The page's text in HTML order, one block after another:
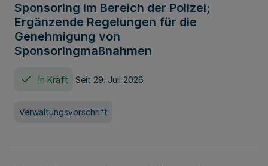
Sponsoring im Bereich der Polizei;
Ergänzende Regelungen für die
Genehmigung von
Sponsoringmaßnahmen
In Kraft Seit 29. Juli 2026
Verwaltungsvorschrift